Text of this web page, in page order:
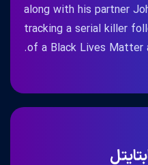
along with his partner
tracking a serial killer
of a Black Lives Matter